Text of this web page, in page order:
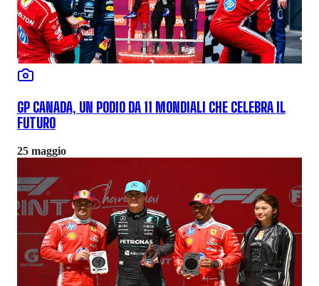
GP CANADA, UN PODIO DA 11 MONDIALI CHE CELEBRA IL
FUTURO
25 maggio